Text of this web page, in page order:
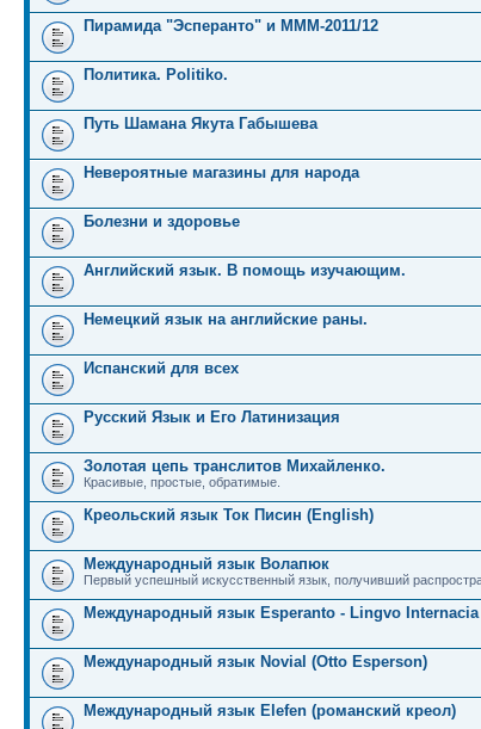
Пирамида "Эсперанто" и MMM-2011/12
Политика. Politiko.
Путь Шамана Якута Габышева
Невероятные магазины для народа
Болезни и здоровье
Английский язык. В помощь изучающим.
Немецкий язык на английские раны.
Испанский для всех
Русский Язык и Его Латинизация
Золотая цепь транслитов Михайленко.
Красивые, простые, обратимые.
Креольский язык Ток Писин (English)
Международный язык Волапюк
Первый успешный искусственный язык, получивший
Международный язык Esperanto - Lingvo Internacia
Международный язык Novial (Otto Esperson)
Международный язык Elefen (романский креол)